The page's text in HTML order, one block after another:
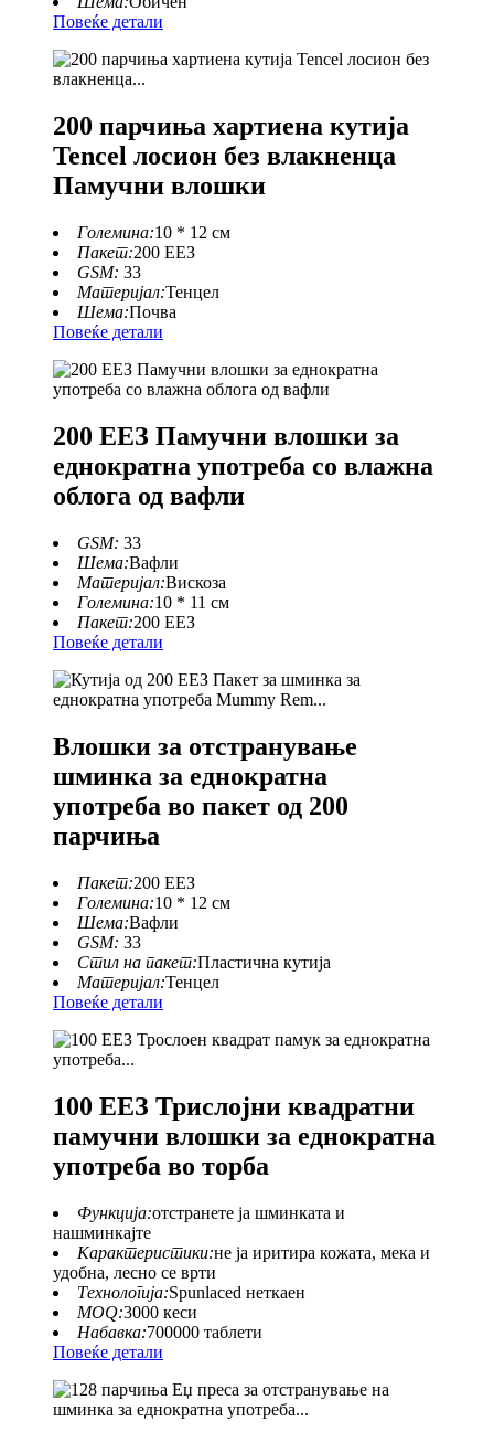
Повеќе детали
200 парчиња хартиена кутија
Tencel лосион без влакненца
Памучни влошки
Големина:10 * 12 см
Пакет:200 ЕЕЗ
GSM: 33
Материјал:Тенцел
Шема:Почва
Повеќе детали
200 ЕЕЗ Памучни влошки за
еднократна употреба со влажна
облога од вафли
GSM: 33
Шема:Вафли
Материјал:Вискоза
Големина:10 * 11 см
Пакет:200 ЕЕЗ
Повеќе детали
Влошки за отстранување
шминка за еднократна
употреба во пакет од 200
парчиња
Пакет:200 ЕЕЗ
Големина:10 * 12 см
Шема:Вафли
GSM: 33
Стил на пакет:Пластична кутија
Материјал:Тенцел
Повеќе детали
100 ЕЕЗ Трислојни квадратни
памучни влошки за еднократна
употреба во торба
Функција:отстранете ја шминката и
нашминкајте
Карактеристики:не ја иритира кожата, мека и
удобна, лесно се врти
Технологија:Spunlaced неткаен
MOQ:3000 кеси
Набавка:700000 таблети
Повеќе детали